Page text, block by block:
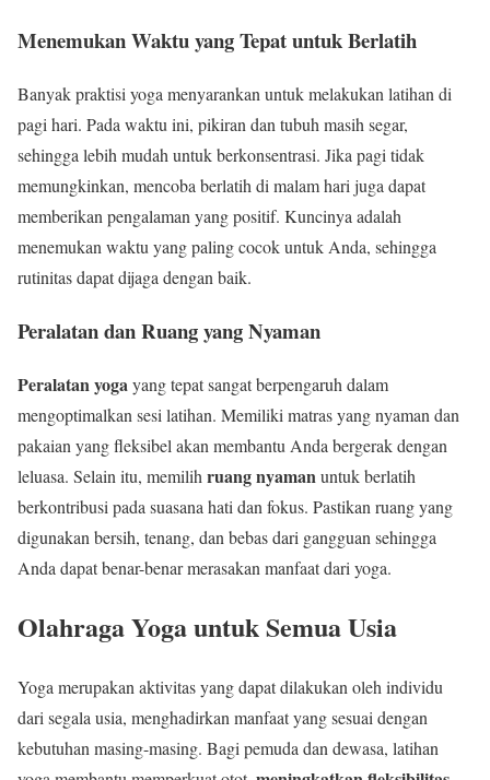
Menemukan Waktu yang Tepat untuk Berlatih
Banyak praktisi yoga menyarankan untuk melakukan latihan di
pagi hari. Pada waktu ini, pikiran dan tubuh masih segar,
sehingga lebih mudah untuk berkonsentrasi. Jika pagi tidak
memungkinkan, mencoba berlatih di malam hari juga dapat
memberikan pengalaman yang positif. Kuncinya adalah
menemukan waktu yang paling cocok untuk Anda, sehingga
rutinitas dapat dijaga dengan baik.
Peralatan dan Ruang yang Nyaman
Peralatan yoga yang tepat sangat berpengaruh dalam
mengoptimalkan sesi latihan. Memiliki matras yang nyaman dan
pakaian yang fleksibel akan membantu Anda bergerak dengan
leluasa. Selain itu, memilih ruang nyaman untuk berlatih
berkontribusi pada suasana hati dan fokus. Pastikan ruang yang
digunakan bersih, tenang, dan bebas dari gangguan sehingga
Anda dapat benar-benar merasakan manfaat dari yoga.
Olahraga Yoga untuk Semua Usia
Yoga merupakan aktivitas yang dapat dilakukan oleh individu
dari segala usia, menghadirkan manfaat yang sesuai dengan
kebutuhan masing-masing. Bagi pemuda dan dewasa, latihan